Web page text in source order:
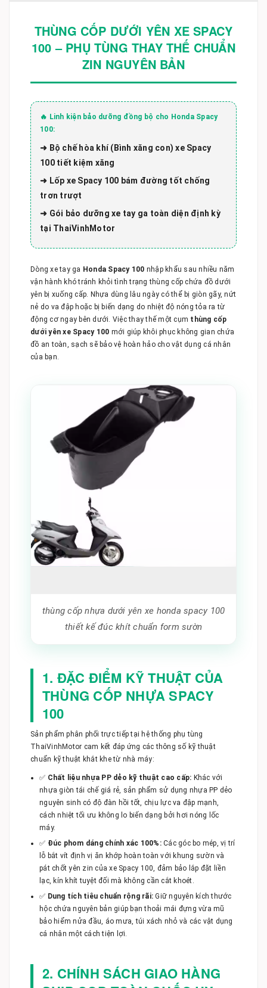
THÙNG CỐP DƯỚI YÊN XE SPACY
100 – PHỤ TÙNG THAY THẾ CHUẨN
ZIN NGUYÊN BẢN
🔥 Linh kiện bảo dưỡng đồng bộ cho Honda Spacy
100:
➜ Bộ chế hòa khí (Bình xăng con) xe Spacy
100 tiết kiệm xăng
➜ Lốp xe Spacy 100 bám đường tốt chống
trơn trượt
➜ Gói bảo dưỡng xe tay ga toàn diện định kỳ
tại ThaiVinhMotor
Dòng xe tay ga Honda Spacy 100 nhập khẩu sau nhiều năm
vận hành khó tránh khỏi tình trạng thùng cốp chứa đồ dưới
yên bị xuống cấp. Nhựa dùng lâu ngày có thể bị giòn gãy, nứt
nẻ do va đập hoặc bị biến dạng do nhiệt độ nóng tỏa ra từ
động cơ ngay bên dưới. Việc thay thế một cụm thùng cốp
dưới yên xe Spacy 100 mới giúp khôi phục không gian chứa
đồ an toàn, sạch sẽ bảo vệ hoàn hảo cho vật dụng cá nhân
của bạn.
thùng cốp nhựa dưới yên xe honda spacy 100
thiết kế đúc khít chuẩn form sườn
1. ĐẶC ĐIỂM KỸ THUẬT CỦA
THÙNG CỐP NHỰA SPACY
100
Sản phẩm phân phối trực tiếp tại hệ thống phụ tùng
ThaiVinhMotor cam kết đáp ứng các thông số kỹ thuật
chuẩn kỹ thuật khắt khe từ nhà máy:
✅ Chất liệu nhựa PP dẻo kỹ thuật cao cấp: Khác với
nhựa giòn tái chế giá rẻ, sản phẩm sử dụng nhựa PP dẻo
nguyên sinh có độ đàn hồi tốt, chịu lực va đập mạnh,
cách nhiệt tối ưu không lo biến dạng bởi hơi nóng lốc
máy.
✅ Đúc phom dáng chính xác 100%:Các góc bo mép, vị trí
lỗ bắt vít định vị ăn khớp hoàn toàn với khung sườn và
pát chốt yên zin của xe Spacy 100, đảm bảo lắp đặt liền
lạc, kín khít tuyệt đối mà không cần cắt khoét.
✅ Dung tích tiêu chuẩn rộng rãi: Giữ nguyên kích thước
hộc chứa nguyên bản giúp bạn thoải mái đựng vừa mũ
bảo hiểm nửa đầu, áo mưa, túi xách nhỏ và các vật dụng
cá nhân một cách tiện lợi.
2. CHÍNH SÁCH GIAO HÀNG